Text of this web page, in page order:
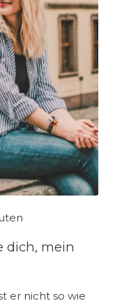
dich, mein
er nicht so wie